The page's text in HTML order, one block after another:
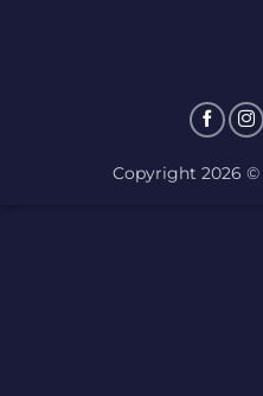
Copyright 2026 ©